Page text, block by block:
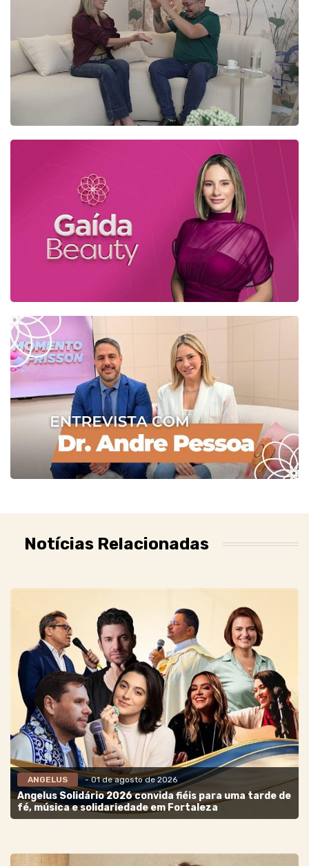
Notícias Relacionadas
ANGELUS - 01 de agosto de 2026
Angelus Solidário 2026 convida fiéis para uma tarde de
fé, música e solidariedade em Fortaleza